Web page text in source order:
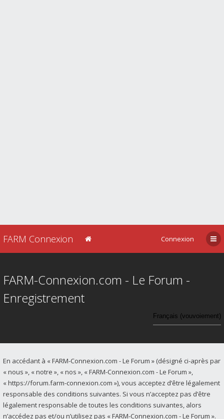
FARM Connexion Connexion
FARM-Connexion.com - Le Forum -
Enregistrement
En accédant à « FARM-Connexion.com - Le Forum » (désigné ci-après par
« nous », « notre », « nos », « FARM-Connexion.com - Le Forum »,
« https://forum.farm-connexion.com »), vous acceptez d’être légalement
responsable des conditions suivantes. Si vous n’acceptez pas d’être
légalement responsable de toutes les conditions suivantes, alors
n’accédez pas et/ou n’utilisez pas « FARM-Connexion.com - Le Forum ».